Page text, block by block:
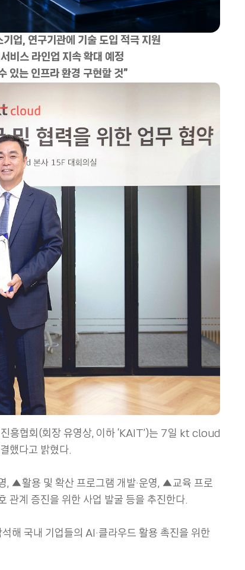
업, 연구기관에 기술 도입 적극 지원
스 라인업 지속 확대 예정
있는 인프라 환경 구현할 것”
협회(회장 유영상, 이하 ‘KAIT’)는 7일 kt cloud
했다고 밝혔다.
, ▲활용 및 확산 프로그램 개발·운영, ▲교육 프로
계 증진을 위한 사업 발굴 등을 추진한다.
국내 기업들의 AI·클라우드 활용 촉진을 위한